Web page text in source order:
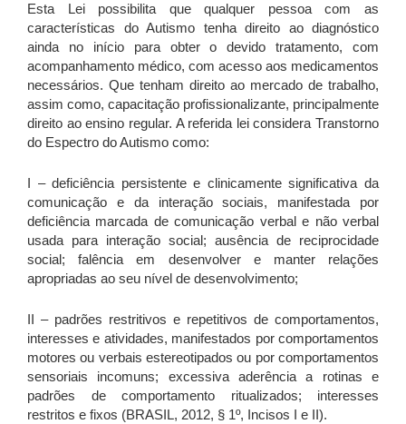
Esta Lei possibilita que qualquer pessoa com as
características do Autismo tenha direito ao diagnóstico
ainda no início para obter o devido tratamento, com
acompanhamento médico, com acesso aos medicamentos
necessários. Que tenham direito ao mercado de trabalho,
assim como, capacitação profissionalizante, principalmente
direito ao ensino regular. A referida lei considera Transtorno
do Espectro do Autismo como:
I – deficiência persistente e clinicamente significativa da
comunicação e da interação sociais, manifestada por
deficiência marcada de comunicação verbal e não verbal
usada para interação social; ausência de reciprocidade
social; falência em desenvolver e manter relações
apropriadas ao seu nível de desenvolvimento;
II – padrões restritivos e repetitivos de comportamentos,
interesses e atividades, manifestados por comportamentos
motores ou verbais estereotipados ou por comportamentos
sensoriais incomuns; excessiva aderência a rotinas e
padrões de comportamento ritualizados; interesses
restritos e fixos (BRASIL, 2012, § 1º, Incisos I e II).